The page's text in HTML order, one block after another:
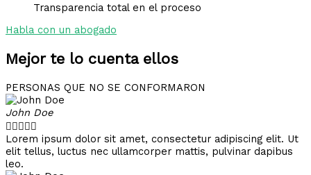
Transparencia total en el proceso
Habla con un abogado
Mejor te lo cuenta ellos
PERSONAS QUE NO SE CONFORMARON
John Doe

Lorem ipsum dolor sit amet, consectetur adipiscing elit. Ut
elit tellus, luctus nec ullamcorper mattis, pulvinar dapibus
leo.